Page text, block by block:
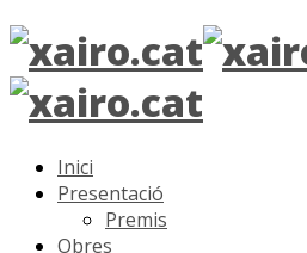
Inici
Presentació
Premis
Obres